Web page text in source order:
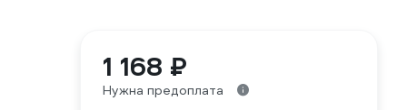
1 168 ₽
Нужна предоплата